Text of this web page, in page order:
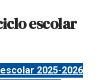
escolar
2025-2026